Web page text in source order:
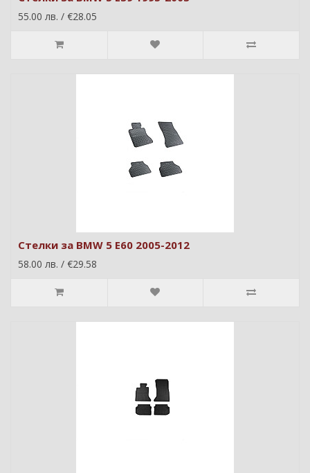
55.00 лв. / €28.05
Стелки за BMW 5 E60 2005-2012
58.00 лв. / €29.58